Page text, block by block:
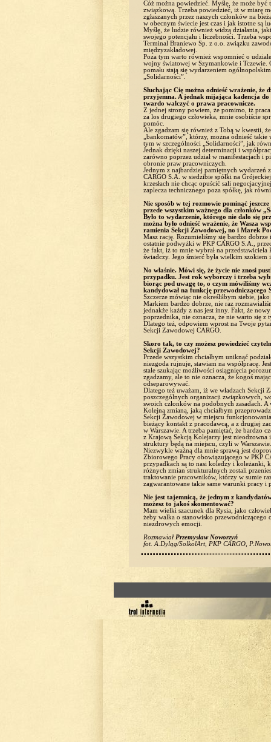
Cóż można powiedzieć. Myślę, że może być
związkową. Trzeba powiedzieć, iż w miarę
zgłaszanych przez naszych członków na
w obecnym świecie jest czas i jak istotne są
Myślę, że ludzie również widzą działania,
swojego potencjału i liczebności. Trzeba
Terminal Braniewo Sp. z o.o. związku
międzyzakładowej.
Poza tym warto również wspomnieć o
wojny światowej w Szymankowie i Tczewie.
pomału stają się wydarzeniem
„Solidarności”.
Słuchając Cię można odnieść wrażenie,
przyjemna. A jednak mijająca kadencja do
twardo walczyć o prawa pracownicze.
Z jednej strony powiem, że pomimo, iż
za los drugiego człowieka, mnie osobiście
pomóc.
Ale zgadzam się również z Tobą w kwestii,
„bankomatów”, którzy, można odnieść
tym w szczególności „Solidarności”, jak
Jednak dzięki naszej determinacji i
zarówno poprzez udział w manifestacjach i
obronie praw pracowniczych.
Jednym z najbardziej pamiętnych wydarzeń
CARGO S.A. w siedzibie spółki na
krzesłach nie chcąc opuścić sali
zaplecza technicznego poza spółkę, jak
Nie sposób w tej rozmowie pominąć
przede wszystkim ważnego dla członków
Było to wydarzenie, którego nie dało się
można było odnieść wrażenie, że Wasza
ramienia Sekcji Zawodowej, no i Marek
Masz rację. Rozumieliśmy się bardzo
ostatnie podwyżki w PKP CARGO S.A.,
że fakt, iż to mnie wybrał na
świadczy. Jego śmierć była wielkim
No właśnie. Mówi się, że życie nie znosi
przypadku. Jest rok wyborczy i trzeba
biorąc pod uwagę to, o czym mówiliśmy
kandydował na funkcję przewodniczącego
Szczerze mówiąc nie określiłbym siebie,
Markiem bardzo dobrze, nie raz
jednakże każdy z nas jest inny. Fakt, że
poprzednika, nie oznacza, że nie warto się z
Dlatego też, odpowiem wprost na Twoje
Sekcji Zawodowej CARGO.
Skoro tak, to czy możesz powiedzieć
Sekcji Zawodowej?
Przede wszystkim chciałbym uniknąć
niezgoda rujnuje, stawiam na współpracę.
stale szukając możliwości osiągnięcia
zgadzamy, ale to nie oznacza, że kogoś
odseparowywać.
Dlatego też uważam, iż we władzach Sekcji
poszczególnych organizacji związkowych,
swoich członków na podobnych zasadach.
Kolejną zmianą, jaką chciałbym
Sekcji Zawodowej w miejscu
bieżący kontakt z pracodawcą, a z drugiej
w Warszawie. A trzeba pamiętać, że bardzo
z Krajową Sekcją Kolejarzy jest nieodzowna
struktury będą na miejscu, czyli w Warszawie.
Niezwykle ważną dla mnie sprawą jest
Zbiorowego Pracy obowiązującego w PKP
przypadkach są to nasi koledzy i
różnych zmian strukturalnych zostali
traktowanie pracowników, którzy w sumie
zagwarantowane takie same warunki pracy i
Nie jest tajemnicą, że jednym z
możesz to jakoś skomentować?
Mam wielki szacunek dla Rysia, jako
żeby walka o stanowisko przewodniczącego
niezdrowych emocji.
Rozmawiał Przemysław Noworzyń
fot. A.Dyląg/SolkolArt, PKP CARGO,